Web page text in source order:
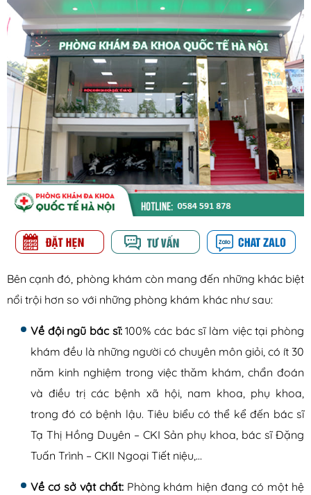
Bên cạnh đó, phòng khám còn mang đến những khác biệt
nổi trội hơn so với những phòng khám khác như sau:
Về đội ngũ bác sĩ:100% các bác sĩ làm việc tại phòng
khám đều là những người có chuyên môn giỏi, có ít 30
năm kinh nghiệm trong việc thăm khám, chẩn đoán
và điều trị các bệnh xã hội, nam khoa, phụ khoa,
trong đó có bệnh lậu. Tiêu biểu có thể kể đến bác sĩ
Tạ Thị Hồng Duyên – CKI Sản phụ khoa, bác sĩ Đặng
Tuấn Trình – CKII Ngoại Tiết niệu,…
Về cơ sở vật chất:Phòng khám hiện đang có một hệ